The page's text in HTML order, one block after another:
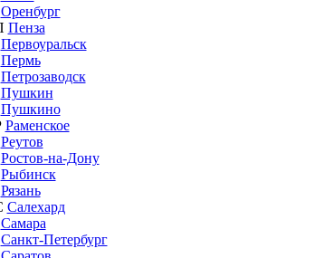
Оренбург
Пенза
Первоуральск
Пермь
Петрозаводск
Пушкин
Пушкино
Раменское
Реутов
Ростов-на-Дону
Рыбинск
Рязань
Салехард
Самара
Санкт-Петербург